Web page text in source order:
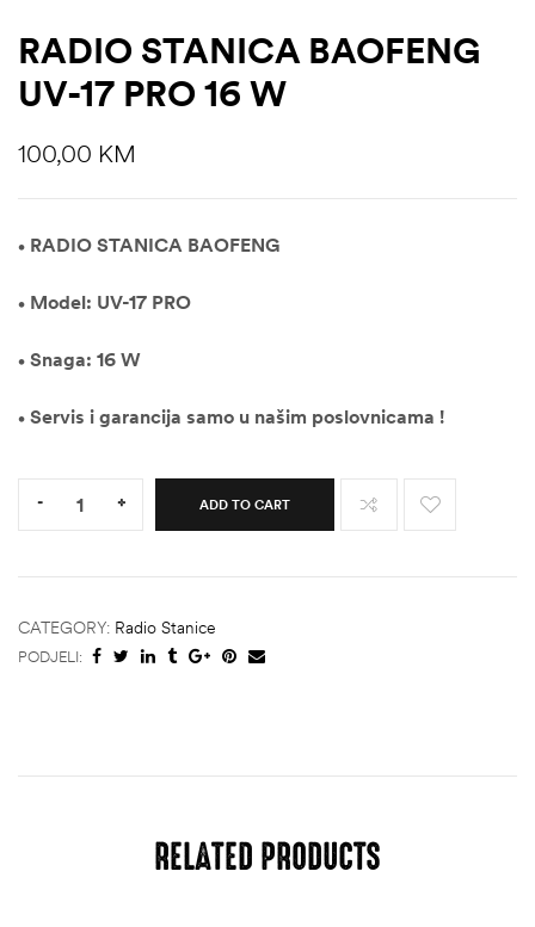
RADIO STANICA BAOFENG
UV-17 PRO 16 W
100,00 KM
• RADIO STANICA BAOFENG
• Model: UV-17 PRO
• Snaga: 16 W
• Servis i garancija samo u našim poslovnicama !
- + ADD TO CART
CATEGORY: Radio Stanice
PODJELI:
RELATED PRODUCTS